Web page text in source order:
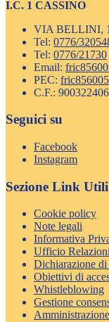
I.C. 1 CASSINO
VIA BELLINI,
Tel: 0776/
Tel: 0776/21730
Email:
PEC:
C.F.:
Seguici su
Facebook
Instagram
Sezione Link Utili
Cookie policy
Note legali
Informativa
Ufficio
Dichiarazione di
Obiettivi di
Whistleblowing
Gestione